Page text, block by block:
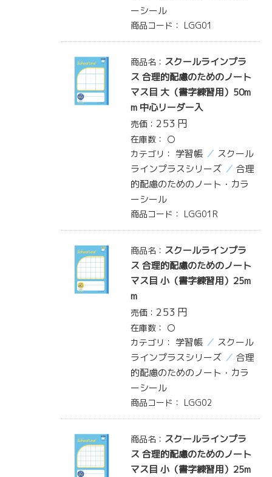
ーシール
商品コード： LGG01
商品名： スクールラインプラ
ス 合理的配慮のためのノート
マス目 大（書字練習用）50m
m 中心リーダー入
売価： 253 円
在庫数： 〇
カテゴリ： 学習帳
スクール
ラインプラスシリーズ
合理
的配慮のためのノート・カラ
ーシール
商品コード： LGG01R
商品名： スクールラインプラ
ス 合理的配慮のためのノート
マス目 小（書字練習用）25m
m
売価： 253 円
在庫数： 〇
カテゴリ： 学習帳
スクール
ラインプラスシリーズ
合理
的配慮のためのノート・カラ
ーシール
商品コード： LGG02
商品名： スクールラインプラ
ス 合理的配慮のためのノート
マス目 小（書字練習用）25m